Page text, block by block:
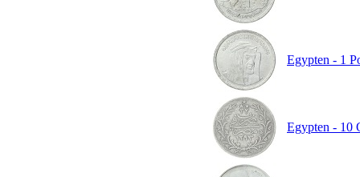
Egypten - 1
Egypten - 10